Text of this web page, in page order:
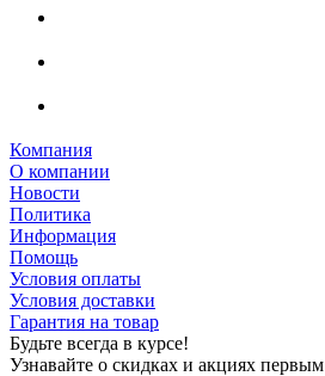
Компания
О компании
Новости
Политика
Информация
Помощь
Условия оплаты
Условия доставки
Гарантия на товар
Будьте всегда в курсе!
Узнавайте о скидках и акциях первым